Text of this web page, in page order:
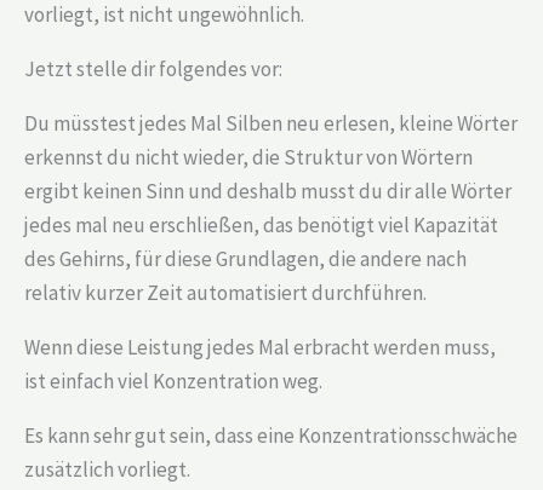
vorliegt, ist nicht ungewöhnlich.
Jetzt stelle dir folgendes vor:
Du müsstest jedes Mal Silben neu erlesen, kleine Wörter
erkennst du nicht wieder, die Struktur von Wörtern
ergibt keinen Sinn und deshalb musst du dir alle Wörter
jedes mal neu erschließen, das benötigt viel Kapazität
des Gehirns, für diese Grundlagen, die andere nach
relativ kurzer Zeit automatisiert durchführen.
Wenn diese Leistung jedes Mal erbracht werden muss,
ist einfach viel Konzentration weg.
Es kann sehr gut sein, dass eine Konzentrationsschwäche
zusätzlich vorliegt.